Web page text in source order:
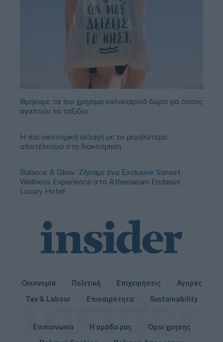
Βρήκαμε τα πιο χρήσιμα καλοκαιρινά δώρα για όσους
αγαπούν τα ταξίδια
Η πιο οικονομική αλλαγή με το μεγαλύτερο
αποτέλεσμα στη διακόσμηση
Balance & Glow: Ζήσαμε ένα Exclusive Sunset
Wellness Experience στο Athenaeum Eridanus
Luxury Hotel
Οικονομία Πολιτική Επιχειρήσεις
Αγορές
Tax & Labour
Επικαιρότητα Sustainability
Επικοινωνία Η ομάδα μας
Όροι χρήσης